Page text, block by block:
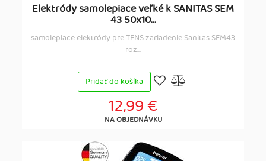
Elektródy samolepiace veľké k SANITAS SEM
43 50x10...
samolepiace elektródy pre TENS zariadenie Sanitas SEM43
roz...
Pridať do košíka
12,99 €
NA OBJEDNÁVKU